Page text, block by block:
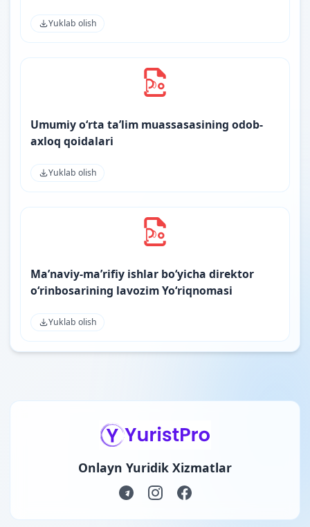
Yuklab olish
Umumiy o‘rta ta’lim muassasasining odob-
axloq qoidalari
Yuklab olish
Ma’naviy-ma’rifiy ishlar bo‘yicha direktor
o‘rinbosarining lavozim Yo‘riqnomasi
Yuklab olish
Onlayn Yuridik Xizmatlar